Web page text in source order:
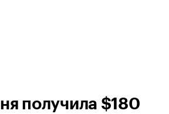
получила $180